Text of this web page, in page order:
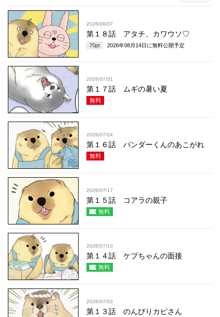
2026/08/07
第１８話 アタチ、カワウソ♡
70pt 2026年08月14日 に無料公開予定
2026/07/31
第１７話 ムギの暑い夏
無料
2026/07/24
第１６話 パンダーくんのあこがれ
無料
2026/07/17
第１５話 コアラの親子
無料
2026/07/10
第１４話 ケプちゃんの面接
無料
2026/07/03
第１３話 のんびりカピさん